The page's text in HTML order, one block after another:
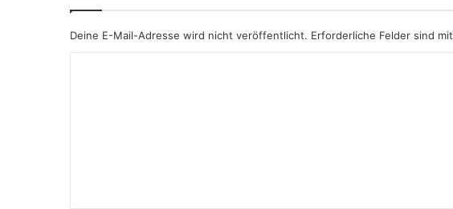
Deine E-Mail-Adresse wird nicht veröffentlicht. Erforderliche Felder sind mit